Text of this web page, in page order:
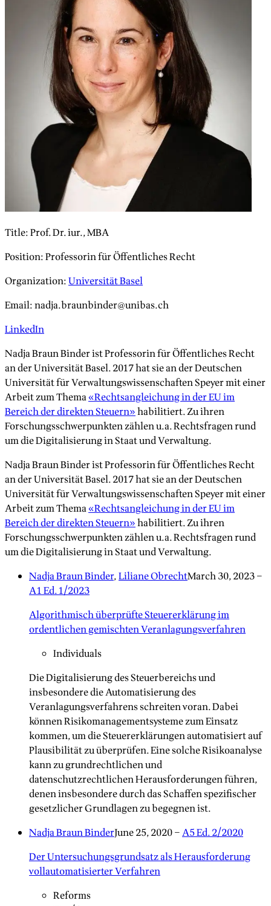
Title:Prof. Dr. iur., MBA
Position:Professorin für Öffentliches Recht
Organization:Universität Basel
Email:nadja.braunbinder@unibas.ch
LinkedIn
Nadja Braun Binder ist Professorin für Öffentliches Recht
an der Universität Basel. 2017 hat sie an der Deutschen
Universität für Verwaltungswissenschaften Speyer mit einer
Arbeit zum Thema«Rechtsangleichung in der EU im
Bereich der direkten Steuern»habilitiert. Zu ihren
Forschungsschwerpunkten zählen u.a. Rechtsfragen rund
um die Digitalisierung in Staat und Verwaltung.
Nadja Braun Binder ist Professorin für Öffentliches Recht
an der Universität Basel. 2017 hat sie an der Deutschen
Universität für Verwaltungswissenschaften Speyer mit einer
Arbeit zum Thema«Rechtsangleichung in der EU im
Bereich der direkten Steuern»habilitiert. Zu ihren
Forschungsschwerpunkten zählen u.a. Rechtsfragen rund
um die Digitalisierung in Staat und Verwaltung.
Nadja Braun Binder,Liliane ObrechtMarch 30, 2023–
A1 Ed. 1/2023
Algorithmisch überprüfte Steuererklärung im
ordentlichen gemischten Veranlagungsverfahren
Individuals
Die Digitalisierung des Steuerbereichs und
insbesondere die Automatisierung des
Veranlagungsverfahrens schreiten voran. Dabei
können Risikomanagementsysteme zum Einsatz
kommen, um die Steuererklärungen automatisiert auf
Plausibilität zu überprüfen. Eine solche Risikoanalyse
kann zu grundrechtlichen und
datenschutzrechtlichen Herausforderungen führen,
denen insbesondere durch das Schaffen spezifischer
gesetzlicher Grundlagen zu begegnen ist.
Nadja Braun BinderJune 25, 2020–A5 Ed. 2/2020
Der Untersuchungsgrundsatz als Herausforderung
vollautomatisierter Verfahren
Reforms